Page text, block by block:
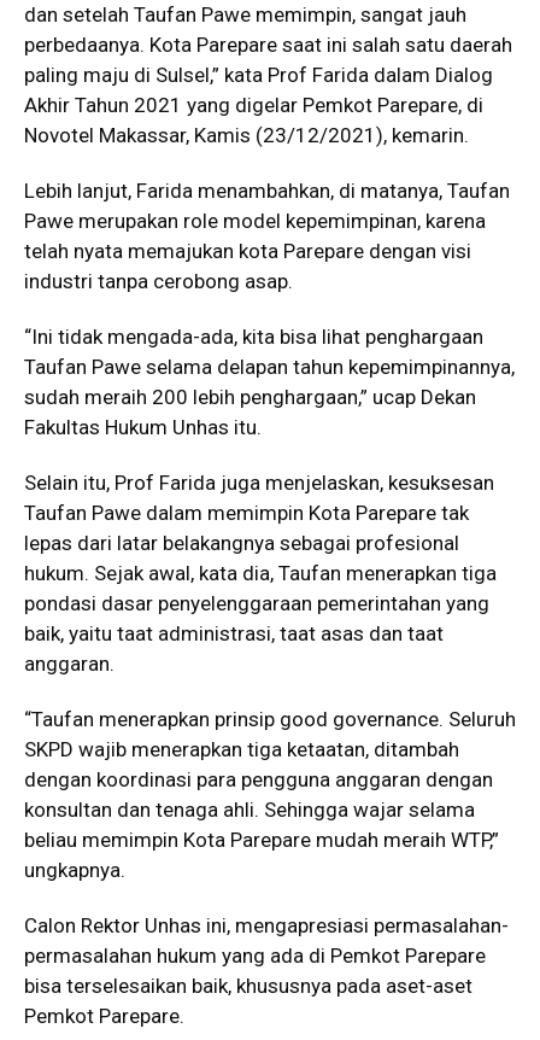
dan setelah Taufan Pawe memimpin, sangat jauh
perbedaanya. Kota Parepare saat ini salah satu daerah
paling maju di Sulsel,” kata Prof Farida dalam Dialog
Akhir Tahun 2021 yang digelar Pemkot Parepare, di
Novotel Makassar, Kamis (23/12/2021), kemarin.
Lebih lanjut, Farida menambahkan, di matanya, Taufan
Pawe merupakan role model kepemimpinan, karena
telah nyata memajukan kota Parepare dengan visi
industri tanpa cerobong asap.
“Ini tidak mengada-ada, kita bisa lihat penghargaan
Taufan Pawe selama delapan tahun kepemimpinannya,
sudah meraih 200 lebih penghargaan,” ucap Dekan
Fakultas Hukum Unhas itu.
Selain itu, Prof Farida juga menjelaskan, kesuksesan
Taufan Pawe dalam memimpin Kota Parepare tak
lepas dari latar belakangnya sebagai profesional
hukum. Sejak awal, kata dia, Taufan menerapkan tiga
pondasi dasar penyelenggaraan pemerintahan yang
baik, yaitu taat administrasi, taat asas dan taat
anggaran.
“Taufan menerapkan prinsip good governance. Seluruh
SKPD wajib menerapkan tiga ketaatan, ditambah
dengan koordinasi para pengguna anggaran dengan
konsultan dan tenaga ahli. Sehingga wajar selama
beliau memimpin Kota Parepare mudah meraih WTP,”
ungkapnya.
Calon Rektor Unhas ini, mengapresiasi permasalahan-
permasalahan hukum yang ada di Pemkot Parepare
bisa terselesaikan baik, khususnya pada aset-aset
Pemkot Parepare.